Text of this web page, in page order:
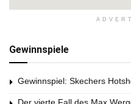
Gewinnspiele
Gewinnspiel: Skechers
Der vierte Fall des Max